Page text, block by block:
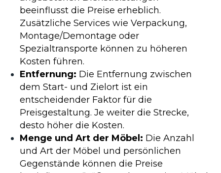
beeinflusst die Preise erheblich.
Zusätzliche Services wie Verpackung,
Montage/Demontage oder
Spezialtransporte können zu höheren
Kosten führen.
Entfernung: Die Entfernung zwischen
dem Start- und Zielort ist ein
entscheidender Faktor für die
Preisgestaltung. Je weiter die Strecke,
desto höher die Kosten.
Menge und Art der Möbel: Die Anzahl
und Art der Möbel und persönlichen
Gegenstände können die Preise